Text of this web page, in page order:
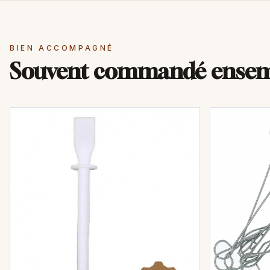
BIEN ACCOMPAGNÉ
Souvent commandé